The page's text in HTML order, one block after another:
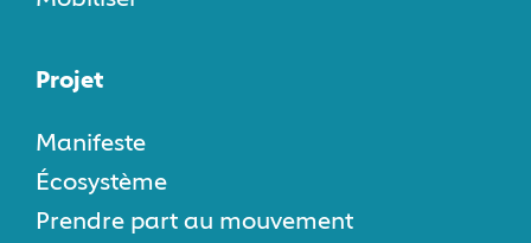
Projet
Manifeste
Écosystème
Prendre part au mouvement